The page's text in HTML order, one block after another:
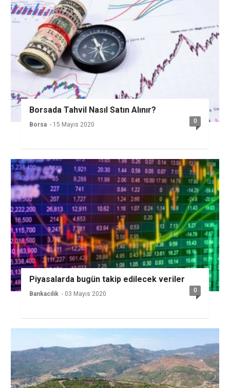
Borsada Tahvil Nasıl Satın Alınır?
Borsa - 15 Mayıs 2020 0
Piyasalarda bugün takip edilecek veriler
Bankacılık - 03 Mayıs 2020 0